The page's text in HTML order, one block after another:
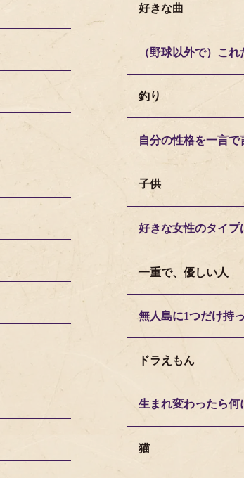
好きな曲
（野球以外で）こ
釣り
自分の性格を一言で
子供
好きな女性のタイプ
一重で、優しい人
無人島に1つだけ持
ドラえもん
生まれ変わったら何
猫